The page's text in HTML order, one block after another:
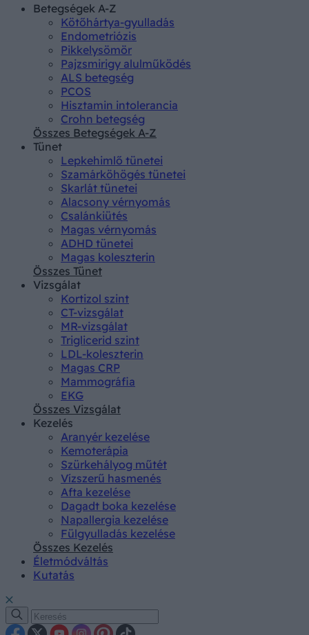
Betegségek A-Z
Kötőhártya-gyulladás
Endometriózis
Pikkelysömör
Pajzsmirigy alulműködés
ALS betegség
PCOS
Hisztamin intolerancia
Crohn betegség
Összes Betegségek A-Z
Tünet
Lepkehimlő tünetei
Szamárköhögés tünetei
Skarlát tünetei
Alacsony vérnyomás
Csalánkiütés
Magas vérnyomás
ADHD tünetei
Magas koleszterin
Összes Tünet
Vizsgálat
Kortizol szint
CT-vizsgálat
MR-vizsgálat
Triglicerid szint
LDL-koleszterin
Magas CRP
Mammográfia
EKG
Összes Vizsgálat
Kezelés
Aranyér kezelése
Kemoterápia
Szürkehályog műtét
Vízszerű hasmenés
Afta kezelése
Dagadt boka kezelése
Napallergia kezelése
Fülgyulladás kezelése
Összes Kezelés
Életmódváltás
Kutatás